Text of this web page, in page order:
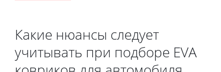
Какие нюансы следует
учитывать при подборе EVA